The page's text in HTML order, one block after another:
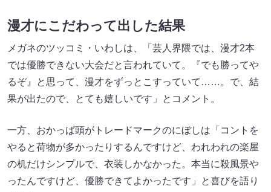
漫才にこだわって出した結果
メガネのツッコミ・いわしは、「芸人界隈では、漫才2本
では優勝できない大会だと言われていて。『でも勝ってや
るぞ』と思って、漫才をずっとこすっていて……。で、結
果が出たので、とても嬉しいです」とコメント。
一方、おかっぱ頭がトレードマークのにぼしは「コントを
やると荷物が多かったりするんですけど、われわれの楽屋
の机だけシンプルで、衣装しかなかった。本当に殺風景や
ったんですけど、優勝できてよかったです」と喜びを語り